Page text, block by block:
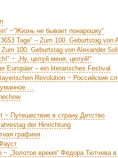
~“Жизнь не бывает понарошку“
Tage“ – Zum 100. Geburtstag von
100. Geburtstag von Alexander
~ „Ну, целуй меня, целуй!“
Europäer – ein literarisches Festival
Revolution ~ Российские
…
~ Путешествие в страну Детство
der Hinrichtung
графиня
„Золотое время“ Фёдора Тютчева